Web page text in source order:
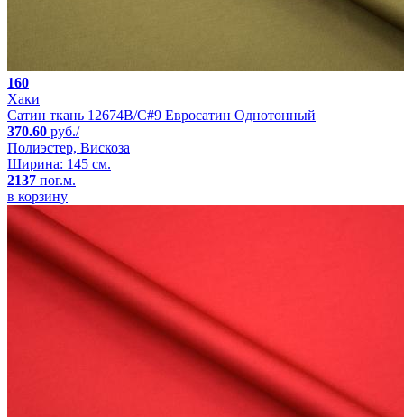
160
Хаки
Сатин ткань 12674B/C#9 Евросатин Однотонный
370.60 руб./
Полиэстер, Вискоза
Ширина: 145 см.
2137 пог.м.
в корзину